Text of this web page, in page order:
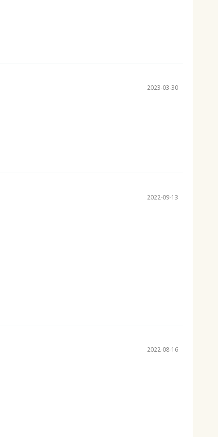
2023-03-30
2022-09-13
2022-08-16